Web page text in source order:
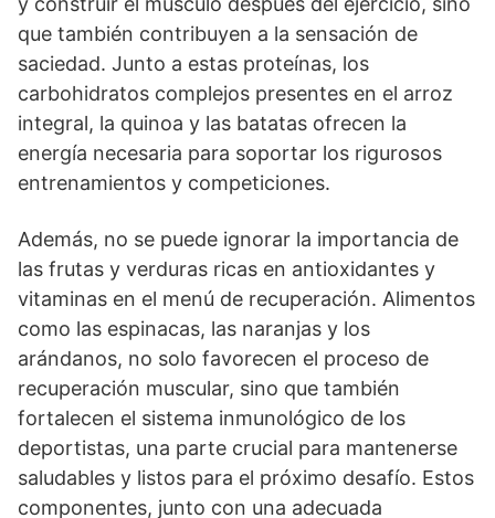
que también contribuyen a la sensación de
saciedad. Junto a estas proteínas, los
carbohidratos complejos presentes en el arroz
integral, la quinoa y las batatas ofrecen la
energía necesaria para soportar los rigurosos
entrenamientos y competiciones.
Además, no se puede ignorar la importancia de
las frutas y verduras ricas en antioxidantes y
vitaminas en el menú de recuperación. Alimentos
como las espinacas, las naranjas y los
arándanos, no solo favorecen el proceso de
recuperación muscular, sino que también
fortalecen el sistema inmunológico de los
deportistas, una parte crucial para mantenerse
saludables y listos para el próximo desafío. Estos
componentes, junto con una adecuada